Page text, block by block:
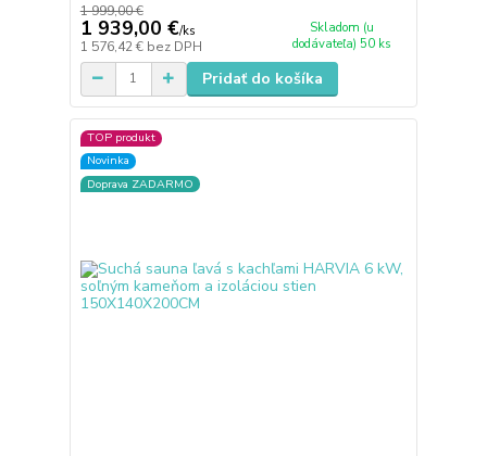
1 999,00 €
1 939,00 €/ks
1 576,42 € bez DPH
Skladom (u
dodávateľa) 50 ks
Pridať do košíka
TOP produkt
Novinka
Doprava ZADARMO